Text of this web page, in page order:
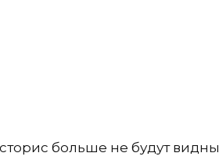
больше не будут видны